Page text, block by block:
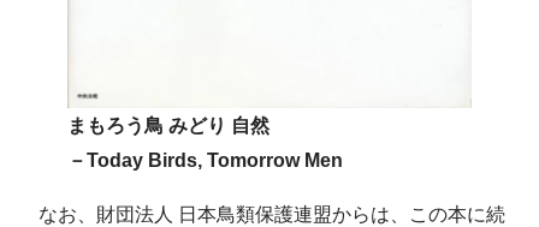
まもろう鳥 みどり 自然
－Today Birds, Tomorrow Men
なお、財団法人 日本鳥類保護連盟からは、この本に続